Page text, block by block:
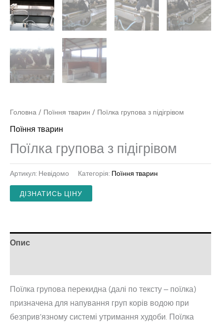
Головна / Поїння тварин / Поїлка групова з підігрівом
Поїння тварин
Поїлка групова з підігрівом
Артикул: Невідомо Категорія: Поїння тварин
ДІЗНАТИСЬ ЦІНУ
Опис
Поїлка групова перекидна (далі по тексту – поїлка)
призначена для напування груп корів водою при
безприв’язному системі утримання худоби. Поїлка